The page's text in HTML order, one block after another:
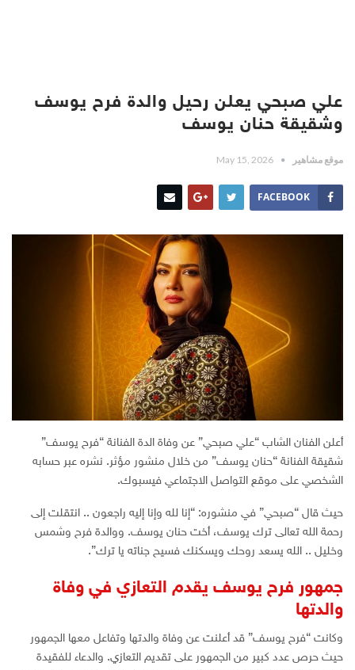
علي صبحي يعلن رحيل والدة فرح يوسف
وشقيقة حنان يوسف
موقع مشاهير May 15, 2026
FACEBOOK
أعلن الفنان الشاب “علي صبحي” عن وفاة الدة الفنانة “فرح يوسف”
شقيقة الفنانة “حنان يوسف” من خلال منشور مؤثر. نشره عبر حسابه
الشخصي على موقع التواصل الاجتماعي فيسبوك.
حيث قال “صبحي” في منشوره: “إنا لله وإنا إليه راجعون .. انتقلت إلى
رحمة الله تعالى ترك يوسف، أخت حنان يوسف. ووالدة فرح وشمس
وخليل .. الله يسعد روحك ويسكنك فسيح جناته يا ترك”.
جمهور فرح يوسف يقدم التعازي في وفاة
والدتها
وكانت “فرح يوسف” قد أعلنت عن وفاة والدتها وتفاعل معها الجمهور
حيث حرص عدد كبير من الجمهور على تقديم التعازي. والدعاء للفقيدة